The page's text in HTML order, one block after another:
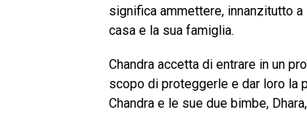
significa ammettere, innanzitutto
casa e la sua famiglia.
Chandra accetta di entrare in un
scopo di proteggerle e dar loro la
Chandra e le sue due bimbe,